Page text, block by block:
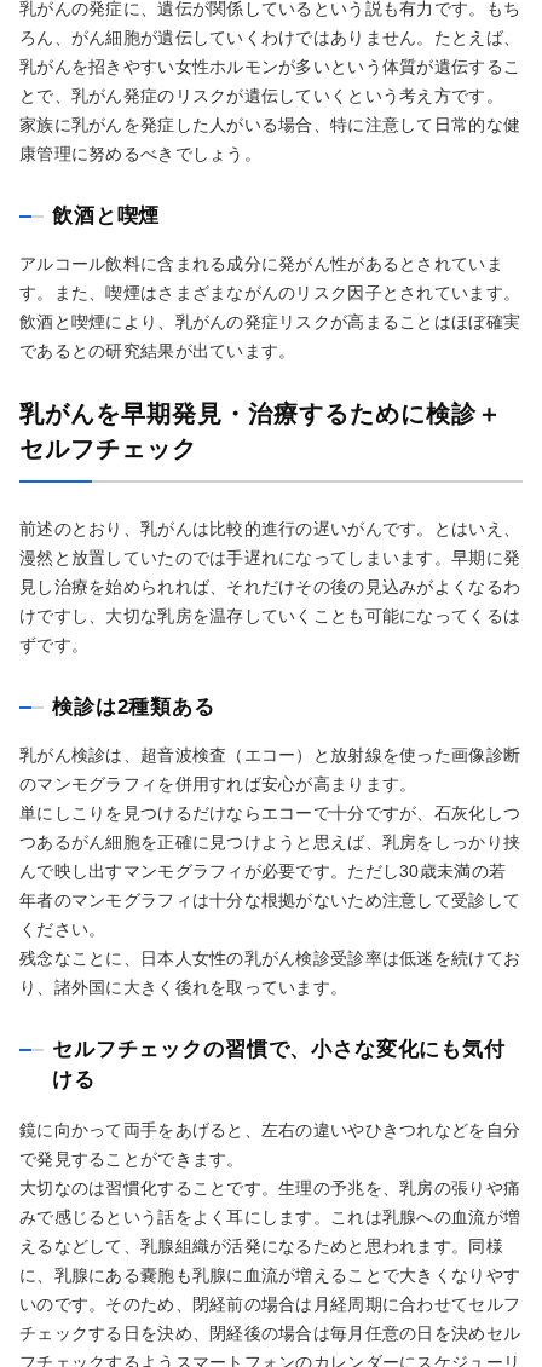
乳がんの発症に、遺伝が関係しているという説も有力です。もち
ろん、がん細胞が遺伝していくわけではありません。たとえば、
乳がんを招きやすい女性ホルモンが多いという体質が遺伝するこ
とで、乳がん発症のリスクが遺伝していくという考え方です。
家族に乳がんを発症した人がいる場合、特に注意して日常的な健
康管理に努めるべきでしょう。
飲酒と喫煙
アルコール飲料に含まれる成分に発がん性があるとされていま
す。また、喫煙はさまざまながんのリスク因子とされています。
飲酒と喫煙により、乳がんの発症リスクが高まることはほぼ確実
であるとの研究結果が出ています。
乳がんを早期発見・治療するために検診＋
セルフチェック
前述のとおり、乳がんは比較的進行の遅いがんです。とはいえ、
漫然と放置していたのでは手遅れになってしまいます。早期に発
見し治療を始められれば、それだけその後の見込みがよくなるわ
けですし、大切な乳房を温存していくことも可能になってくるは
ずです。
検診は2種類ある
乳がん検診は、超音波検査（エコー）と放射線を使った画像診断
のマンモグラフィを併用すれば安心が高まります。
単にしこりを見つけるだけならエコーで十分ですが、石灰化しつ
つあるがん細胞を正確に見つけようと思えば、乳房をしっかり挟
んで映し出すマンモグラフィが必要です。ただし30歳未満の若
年者のマンモグラフィは十分な根拠がないため注意して受診して
ください。
残念なことに、日本人女性の乳がん検診受診率は低迷を続けてお
り、諸外国に大きく後れを取っています。
セルフチェックの習慣で、小さな変化にも気付
ける
鏡に向かって両手をあげると、左右の違いやひきつれなどを自分
で発見することができます。
大切なのは習慣化することです。生理の予兆を、乳房の張りや痛
みで感じるという話をよく耳にします。これは乳腺への血流が増
えるなどして、乳腺組織が活発になるためと思われます。同様
に、乳腺にある嚢胞も乳腺に血流が増えることで大きくなりやす
いのです。そのため、閉経前の場合は月経周期に合わせてセルフ
チェックする日を決め、閉経後の場合は毎月任意の日を決めセル
フチェックするようスマートフォンのカレンダーにスケジューリ